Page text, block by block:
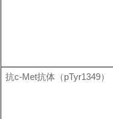
抗c-Met抗体（pTyr1349）